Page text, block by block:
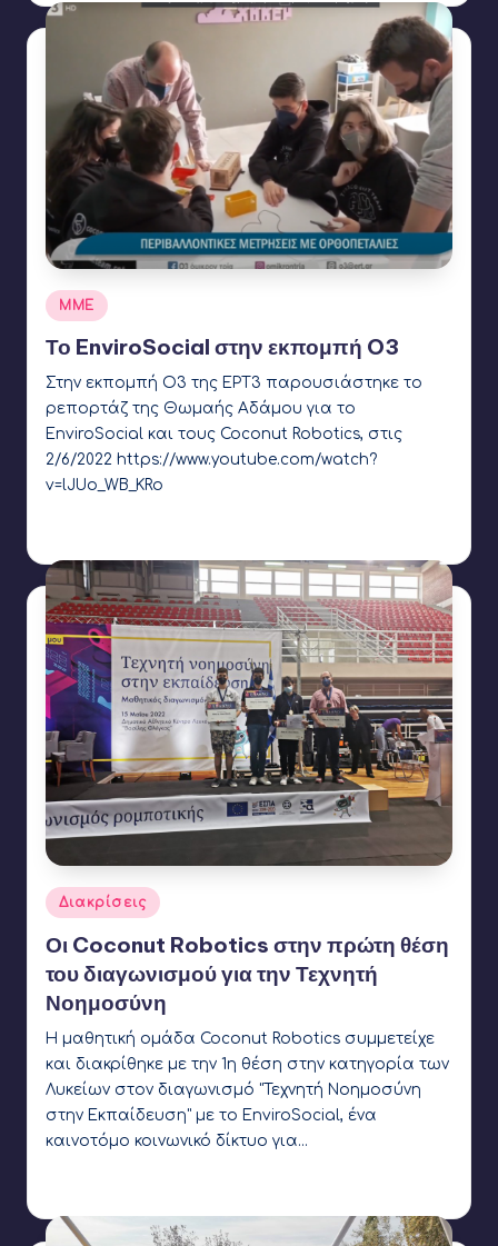
Αναρτήθηκε
σε
ΜΜΕ
Το EnviroSocial στην εκπομπή O3
Στην εκπομπή Ο3 της ΕΡΤ3 παρουσιάστηκε το
ρεπορτάζ της Θωμαής Αδάμου για το
EnviroSocial και τους Coconut Robotics, στις
2/6/2022 https://www.youtube.com/watch?
v=lJUo_WB_KRo
Αναρτήθηκε
σε
Διακρίσεις
Οι Coconut Robotics στην πρώτη θέση
του διαγωνισμού για την Τεχνητή
Νοημοσύνη
Η μαθητική ομάδα Coconut Robotics συμμετείχε
και διακρίθηκε με την 1η θέση στην κατηγορία των
Λυκείων στον διαγωνισμό "Τεχνητή Νοημοσύνη
στην Εκπαίδευση" με το EnviroSocial, ένα
καινοτόμο κοινωνικό δίκτυο για…